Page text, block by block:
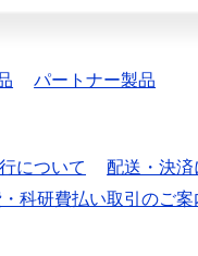
パートナー製品
について 配送・決済
科研費払い取引のご案